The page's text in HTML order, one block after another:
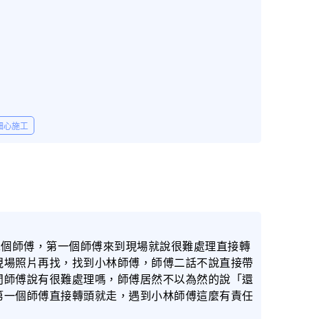
心施工
師傅，第一個師傅來到現場就說很難處理直接轉
照片再找，找到小林師傅，師傅二話不說直接帶
傅說有很難處理嗎，師傅居然不以為然的說「還
個師傅直接轉頭就走，遇到小林師傅這麼有責任